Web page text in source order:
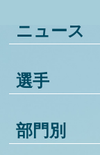
ニュース
選手
部門別